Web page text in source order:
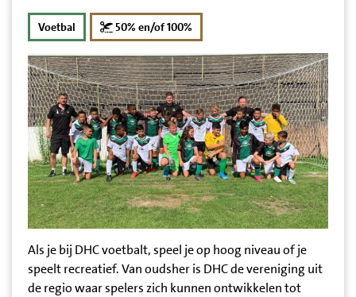
Voetbal 50% en/of 100%
Als je bij DHC voetbalt, speel je op hoog niveau of je
speelt recreatief. Van oudsher is DHC de vereniging uit
de regio waar spelers zich kunnen ontwikkelen tot